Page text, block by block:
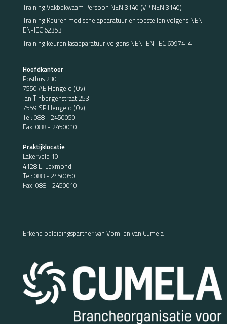
Training Vakbekwaam Persoon NEN 3140 (VP NEN 3140)
Training Keuren medische apparatuur en toestellen volgens NEN-
EN-IEC 62353
Training keuren lasapparatuur volgens NEN-EN-IEC 60974-4
Hoofdkantoor
Postbus 230
7550 AE Hengelo (Ov)
Jan Tinbergenstraat 253
7559 SP Hengelo (Ov)
Tel: 088 - 2450050
Fax: 088 - 2450010
Praktijklocatie
Lakerveld 10
4128 LJ Lexmond
Tel: 088 - 2450050
Fax: 088 - 2450010
Erkend opleidingspartner van Vomi en van Cumela